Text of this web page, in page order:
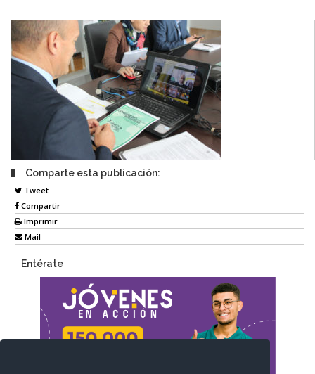
Comparte esta publicación:
Tweet
Compartir
Imprimir
Mail
Entérate